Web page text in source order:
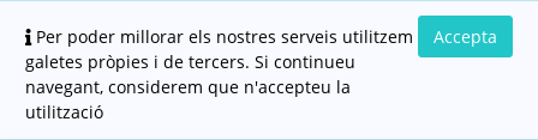
Per poder millorar els nostres serveis utilitzem
galetes pròpies i de tercers. Si continueu
navegant, considerem que n'accepteu la
utilització
Accepta